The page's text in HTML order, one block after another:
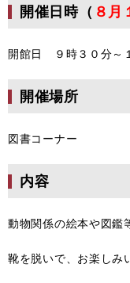
開催日時（ ８月
開館日 ９時３０分～
開催場所
図書コーナー
内容
動物関係の絵本や図鑑
靴を脱いで、お楽しみ